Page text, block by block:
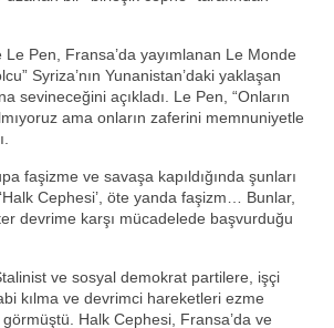
Le Pen, Fransa’da yayımlanan Le Monde
Syriza’nın Yunanistan’daki yaklaşan
sevineceğini açıkladı. Le Pen, “Onların
ama onların zaferini memnuniyetle
faşizme ve savaşa kapıldığında şunları
Cephesi’, öte yanda faşizm… Bunlar,
devrime karşı mücadelede başvurduğu
ve sosyal demokrat partilere, işçi
kılma ve devrimci hareketleri ezme
Halk Cephesi, Fransa’da ve